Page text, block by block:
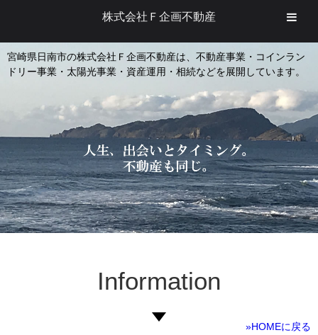
宮崎県日南市の株式会社Ｆ企画不動産は、不動産事業・コインラン
ドリー事業・太陽光事業・資産運用・相続などを展開しています。
Information
»HOMEに戻る
株式会社Ｆ企画不動産